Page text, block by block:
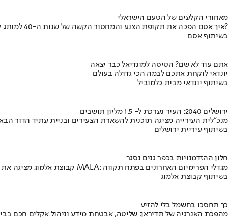
מאחורי הקלעים של הטעם הישראלי
איך אסם הפכה את תקופת הצנע והמחסור הקשה של שנות ה-40 למותג לאומי?
בשיתוף אסם
אתם עוד לא שם? הטיסה למונדיאל כבר יצאה
יונדאי לוקחת אתכם לבמה הכי גדולה בעולם
בשיתוף יונדאי מבית כלמוביל
ירושלים 2040: העיר נערכת ל- 1.5 מליון תושבים
מנכ"לית העירייה מציגה תוכנית להשארת הצעירים ובניית עתיד הדור
בשיתוף עיריית ירושלים
חלון ההזדמנויות בכפר גנים נסגר
קבוצת אלמוג מציגה את פרויקט MALA: מגדלי הפרימיום האחרונים בפתח תקווה
בשיתוף קבוצת אלמוג
כך תחסכו בחשמל בלי להזיע
מהפכת האנרגיה של תדיראן: שליטה, אבטחת מידע וניהול אקלים חכם